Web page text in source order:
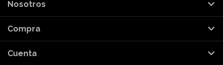
Nosotros
Compra
Cuenta